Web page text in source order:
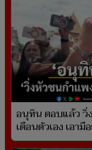
อนุทิน ตอบแล้ว วิ่
เตือนตัวเอง เอา